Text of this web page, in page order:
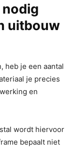
uitbouw
heb je een aantal
je precies
en
wordt hiervoor
bepaalt niet